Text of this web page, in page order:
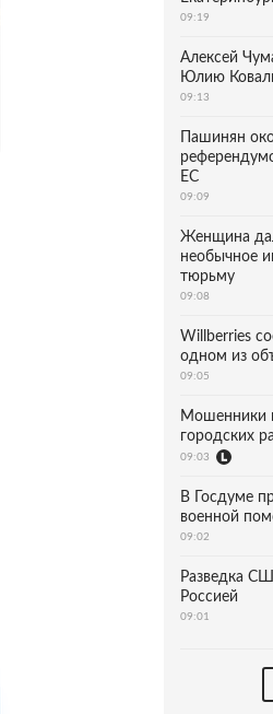
09:19
Алексей
Юлию
09:13
Пашинян
ЕС
09:09
Женщина
необычное
тюрьму
09:08
Willberries
одном из
09:05
Мошенники
городских
09:03
В Госдуме
военной
09:02
Разведка
Россией
09:01